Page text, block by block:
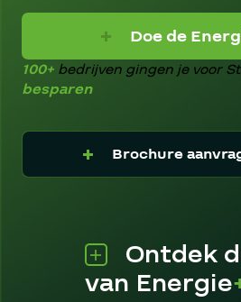
Doe de
100+ bedrijven gingen je voor
besparen
Brochure
Ontdek
van Energie